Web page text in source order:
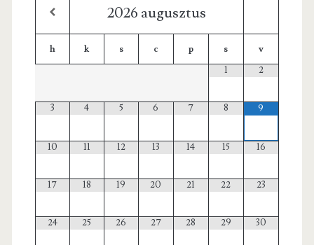
2026 augusztus
h k s c p s
v
1
2
3 4 5 6 7 8 9
10 11 12 13 14 15 16
17 18 19 20 21 22 23
24 25 26 27 28 29 30